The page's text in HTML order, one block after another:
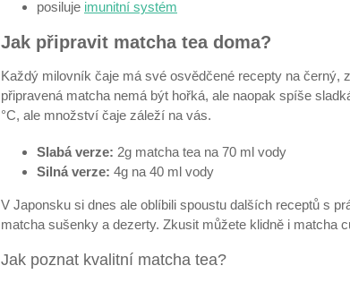
posiluje imunitní systém
Jak připravit matcha tea doma?
Každý milovník čaje má své osvědčené recepty na černý,
připravená matcha nemá být hořká, ale naopak spíše
°C, ale množství čaje záleží na vás.
Slabá verze: 2g matcha tea na 70 ml vody
Silná verze: 4g na 40 ml vody
V Japonsku si dnes ale oblíbili spoustu dalších receptů s
matcha sušenky a dezerty. Zkusit můžete klidně i matcha
Jak poznat kvalitní matcha tea?